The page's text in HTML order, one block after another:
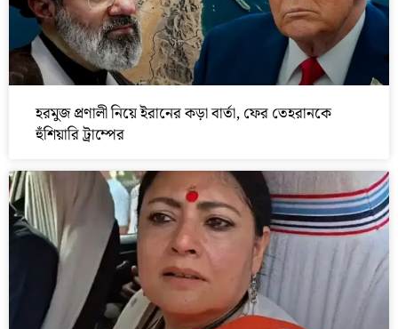
হরমুজ প্রণালী নিয়ে ইরানের কড়া বার্তা, ফের তেহরানকে
হুঁশিয়ারি ট্রাম্পের